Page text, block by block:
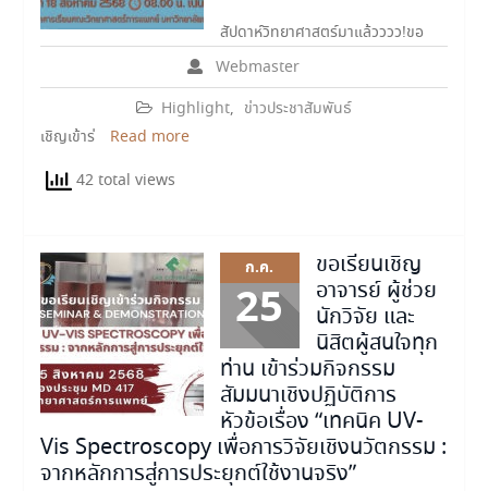
Webmaster
Highlight, ข่าวประชาสัมพันธ์
สัปดาห์วิทยาศาสตร์มาแล้วววว!ขอ
เชิญเข้าร่
Read more
42 total views
ก.ค.
25
ขอเรียนเชิญ
อาจารย์ ผู้ช่วย
นักวิจัย และ
นิสิตผู้สนใจทุก
ท่าน เข้าร่วมกิจกรรม
สัมมนาเชิงปฏิบัติการ
หัวข้อเรื่อง “เทคนิค UV-
Vis Spectroscopy เพื่อการวิจัยเชิงนวัตกรรม :
จากหลักการสู่การประยุกต์ใช้งานจริง”